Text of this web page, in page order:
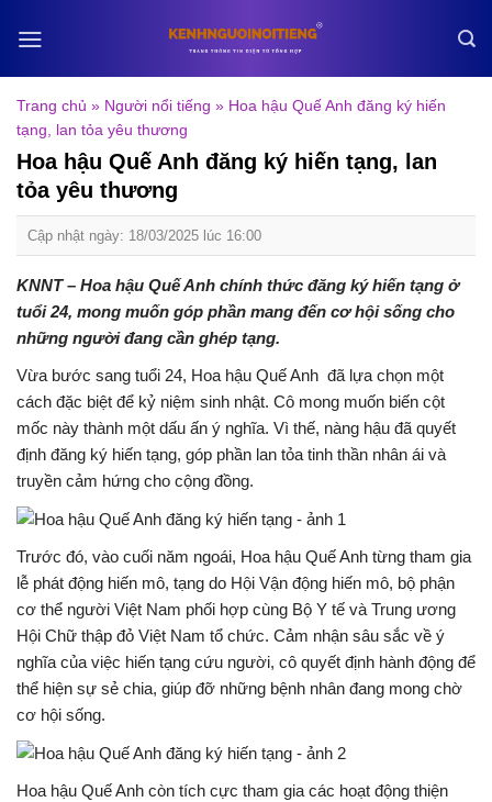
Trang chủ » Người nổi tiếng » Hoa hậu Quế Anh đăng ký hiến
tạng, lan tỏa yêu thương
Hoa hậu Quế Anh đăng ký hiến tạng, lan
tỏa yêu thương
Cập nhật ngày: 18/03/2025 lúc 16:00
KNNT – Hoa hậu Quế Anh chính thức đăng ký hiến tạng ở
tuổi 24, mong muốn góp phần mang đến cơ hội sống cho
những người đang cần ghép tạng.
Vừa bước sang tuổi 24, Hoa hậu Quế Anh đã lựa chọn một
cách đặc biệt để kỷ niệm sinh nhật. Cô mong muốn biến cột
mốc này thành một dấu ấn ý nghĩa. Vì thế, nàng hậu đã quyết
định đăng ký hiến tạng, góp phần lan tỏa tinh thần nhân ái và
truyền cảm hứng cho cộng đồng.
Trước đó, vào cuối năm ngoái, Hoa hậu Quế Anh từng tham gia
lễ phát động hiến mô, tạng do Hội Vận động hiến mô, bộ phận
cơ thể người Việt Nam phối hợp cùng Bộ Y tế và Trung ương
Hội Chữ thập đỏ Việt Nam tổ chức. Cảm nhận sâu sắc về ý
nghĩa của việc hiến tạng cứu người, cô quyết định hành động để
thể hiện sự sẻ chia, giúp đỡ những bệnh nhân đang mong chờ
cơ hội sống.
Hoa hậu Quế Anh còn tích cực tham gia các hoạt động thiện